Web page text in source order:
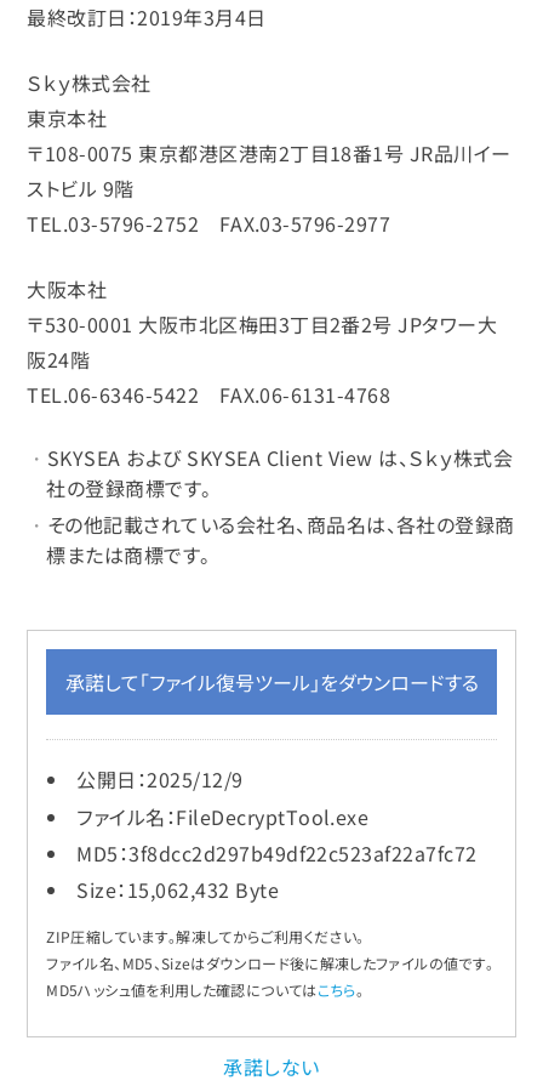
最終改訂日：2019年3月4日
Ｓｋｙ株式会社
東京本社
〒108-0075 東京都港区港南2丁目18番1号 JR品川イー
ストビル 9階
TEL.03-5796-2752 FAX.03-5796-2977
大阪本社
〒530-0001 大阪市北区梅田3丁目2番2号 JPタワー大
阪24階
TEL.06-6346-5422 FAX.06-6131-4768
SKYSEA および SKYSEA Client View は、Ｓｋｙ株式会
社の登録商標です。
その他記載されている会社名、商品名は、各社の登録商
標または商標です。
承諾して「ファイル復号ツール」をダウンロードする
公開日：2025/12/9
ファイル名：FileDecryptTool.exe
MD5：3f8dcc2d297b49df22c523af22a7fc72
Size：15,062,432 Byte
ZIP圧縮しています。解凍してからご利用ください。
ファイル名、MD5、Sizeはダウンロード後に解凍したファイルの値です。
MD5ハッシュ値を利用した確認についてはこちら。
承諾しない